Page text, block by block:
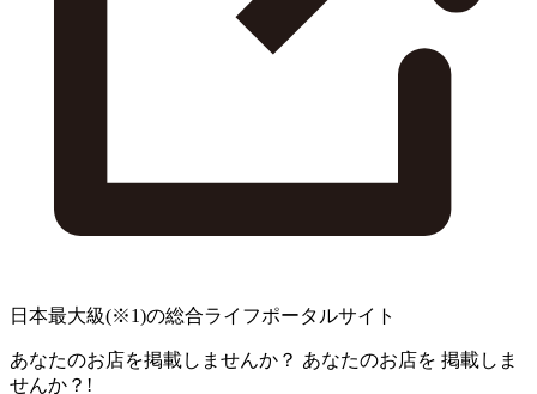
日本最大級(※1)の総合ライフポータルサイト
あなたのお店を掲載しませんか？ あなたのお店を 掲載しま
せんか？!